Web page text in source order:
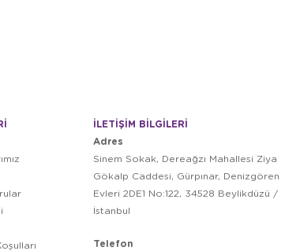
İLETİŞİM BİLGİLERİ
Adres
Sinem Sokak, Dereağzı Mahallesi Ziya
Gökalp Caddesi, Gürpınar, Denizgören
Evleri 2DE1 No:122, 34528 Beylikdüzü /
İstanbul
Telefon